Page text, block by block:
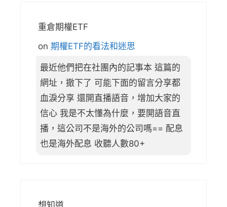
重倉期權ETF
on 期權ETF的看法和迷思
最近他們把在社團內的記事本 這篇的
網址，撤下了 可能下面的留言分享都
血淚分享 還開直播語音，增加大家的
信心 我是不太懂為什麼，要開語音直
播，這公司不是海外的公司嗎== 配息
也是海外配息 收聽人數80+
想知道